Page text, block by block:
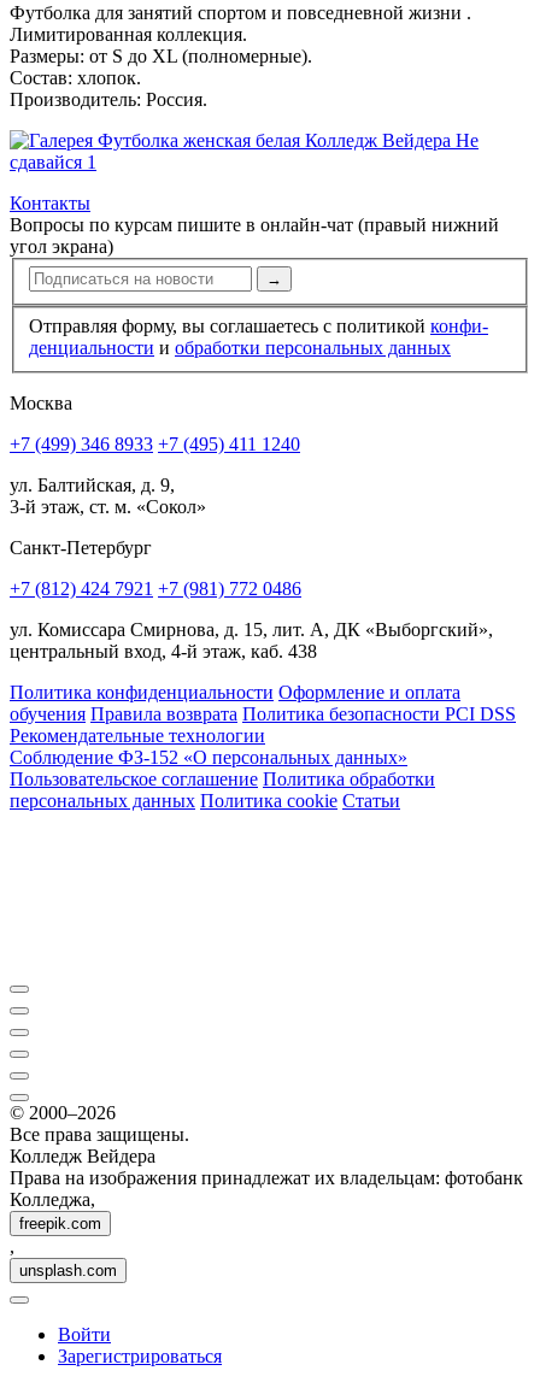
Футболка для занятий спортом и повседневной жизни .
Лимитированная коллекция.
Размеры: от S до XL (полномерные).
Состав: хлопок.
Производитель: Россия.
Контакты
Вопросы по курсам пишите в онлайн-чат (правый нижний
угол экрана)
→
Отправляя форму, вы соглашаетесь с политикой конфи­
ден­циальности и обработки персональных данных
Москва
+7 (499) 346 8933 +7 (495) 411 1240
ул. Балтийская, д. 9,
3-й этаж, ст. м. «Сокол»
Санкт-Петербург
+7 (812) 424 7921 +7 (981) 772 0486
ул. Комиссара Смирнова, д. 15, лит. А, ДК «Выборгский»,
центральный вход, 4-й этаж, каб. 438
Политика конфиденциальности Оформление и оплата
обучения Правила возврата Политика безопасности PCI DSS
Рекомендательные технологии
Соблюдение ФЗ-152 «О персональ­ных данных»
Пользовательское соглашение Политика обработки
персональных данных Политика cookie Статьи
© 2000–2026
Все права защищены.
Колледж Вейдера
Права на изображения принадлежат их владельцам: фотобанк
Колледжа,
freepik.com
,
unsplash.com
Войти
Зарегистрироваться